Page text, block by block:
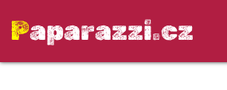
Paparazzi.cz